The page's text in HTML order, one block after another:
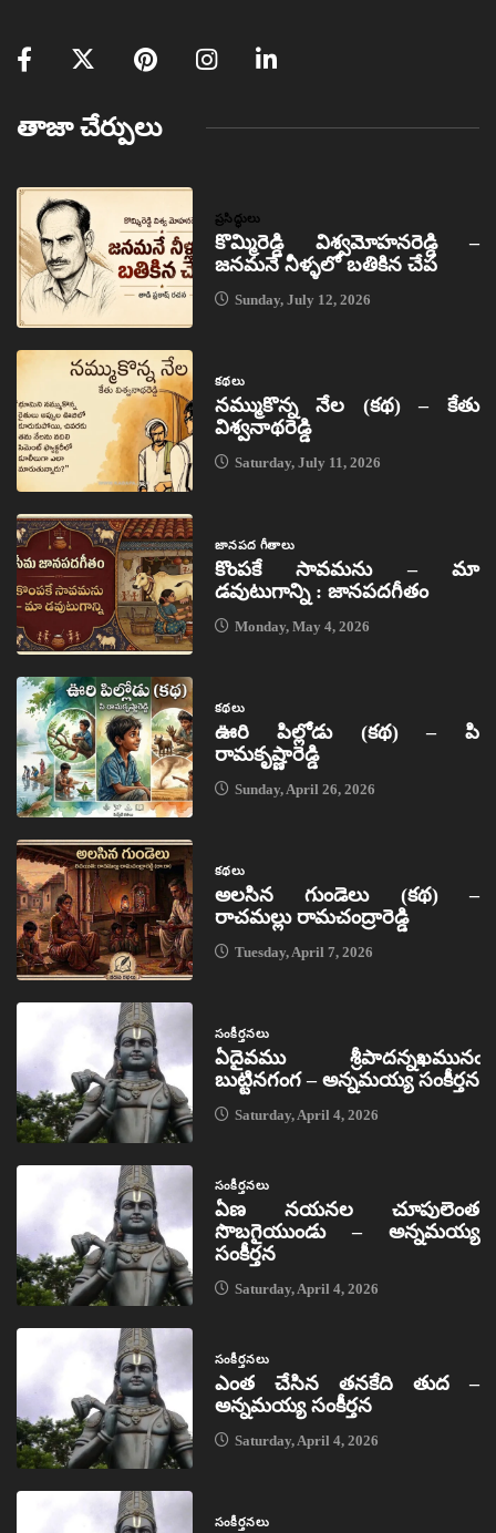
తాజా చేర్పులు
ప్రసిద్ధులు
కొమ్మిరెడ్డి విశ్వమోహనరెడ్డి –
జనమనే నీళ్ళలో బతికిన చేప
Sunday, July 12, 2026
కథలు
నమ్ముకొన్న నేల (కథ) – కేతు
విశ్వనాథరెడ్డి
Saturday, July 11, 2026
జానపద గీతాలు
కొంపకే సావమను – మా
డవుటుగాన్ని : జానపదగీతం
Monday, May 4, 2026
కథలు
ఊరి పిల్లోడు (కథ) – పి
రామకృష్ణారెడ్డి
Sunday, April 26, 2026
కథలు
అలసిన గుండెలు (కథ) –
రాచమల్లు రామచంద్రారెడ్డి
Tuesday, April 7, 2026
సంకీర్తనలు
ఏదైవము శ్రీపాదన్నఖమునఁ
బుట్టినగంగ – అన్నమయ్య సంకీర్తన
Saturday, April 4, 2026
సంకీర్తనలు
ఏణ నయనల చూపులెంత
సొబగైయుండు – అన్నమయ్య
సంకీర్తన
Saturday, April 4, 2026
సంకీర్తనలు
ఎంత చేసిన తనకేది తుద –
అన్నమయ్య సంకీర్తన
Saturday, April 4, 2026
సంకీర్తనలు